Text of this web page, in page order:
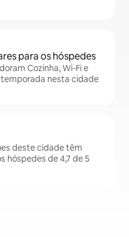
para os hóspedes
Cozinha, Wi-Fi e
temporada nesta cidade
deste cidade têm
hóspedes de 4,7 de 5